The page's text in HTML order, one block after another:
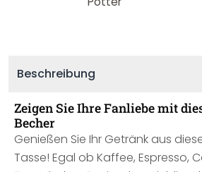
Beschreibung
Zeigen Sie Ihre Fanliebe mit
Becher
Genießen Sie Ihr Getränk aus
Tasse! Egal ob Kaffee, Espresso,